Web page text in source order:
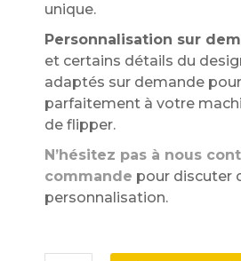
unique.
Personnalisation sur
et certains détails du
adaptés sur demande
parfaitement à votre
de flipper.
N’hésitez pas à nous
commande pour discuter
personnalisation.